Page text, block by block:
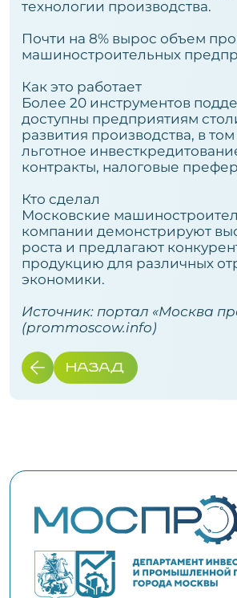
НАЗАД
технологии производства.
Почти на 8% вырос объем
машиностроительных
Как это работает
Более 20 инструментов
доступны предприятиям
развития производства, в
льготное
контракты, налоговые
Кто сделал
Московские
компании демонстрируют
роста и предлагают
продукцию для различных
экономики.
Источник: портал «Москва
(prommoscow.info)